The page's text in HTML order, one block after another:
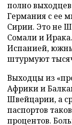
полно
Германия с ее
Сирии. Это не
Сомали и
Испанией,
штурмуют
Выходцы из
Африки и
Швейцарии, а
паспортов
процентов.